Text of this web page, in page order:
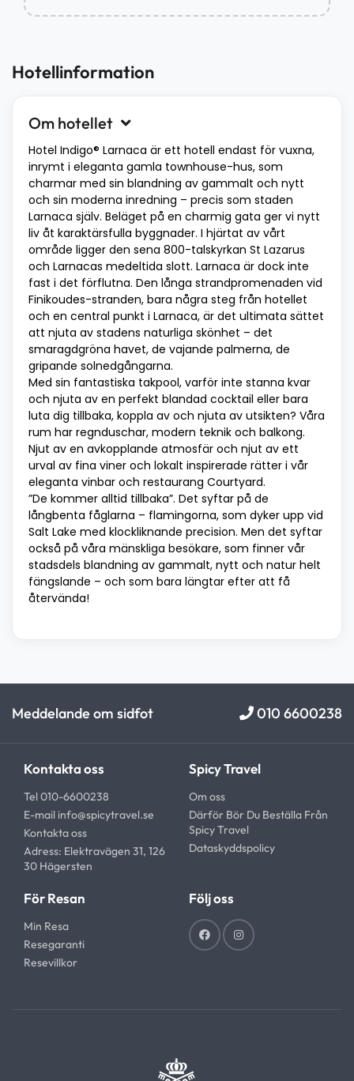
Hotellinformation
Om hotellet
Hotel Indigo® Larnaca är ett hotell endast för vuxna,
inrymt i eleganta gamla townhouse-hus, som
charmar med sin blandning av gammalt och nytt
och sin moderna inredning – precis som staden
Larnaca själv. Beläget på en charmig gata ger vi nytt
liv åt karaktärsfulla byggnader. I hjärtat av vårt
område ligger den sena 800-talskyrkan St Lazarus
och Larnacas medeltida slott. Larnaca är dock inte
fast i det förflutna. Den långa strandpromenaden vid
Finikoudes-stranden, bara några steg från hotellet
och en central punkt i Larnaca, är det ultimata sättet
att njuta av stadens naturliga skönhet – det
smaragdgröna havet, de vajande palmerna, de
gripande solnedgångarna.
Med sin fantastiska takpool, varför inte stanna kvar
och njuta av en perfekt blandad cocktail eller bara
luta dig tillbaka, koppla av och njuta av utsikten? Våra
rum har regnduschar, modern teknik och balkong.
Njut av en avkopplande atmosfär och njut av ett
urval av fina viner och lokalt inspirerade rätter i vår
eleganta vinbar och restaurang Courtyard.
”De kommer alltid tillbaka”. Det syftar på de
långbenta fåglarna – flamingorna, som dyker upp vid
Salt Lake med klockliknande precision. Men det syftar
också på våra mänskliga besökare, som finner vår
stadsdels blandning av gammalt, nytt och natur helt
fängslande – och som bara längtar efter att få
återvända!
Meddelande om sidfot 010 6600238
Kontakta oss
Tel 010-6600238
E-mail info@spicytravel.se
Kontakta oss
Adress: Elektravägen 31, 126
30 Hägersten
Spicy Travel
Om oss
Därför Bör Du Beställa Från
Spicy Travel
Dataskyddspolicy
För Resan
Min Resa
Resegaranti
Resevillkor
Följ oss